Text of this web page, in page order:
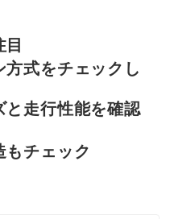
式をチェックし
と走行性能を確認
もチェック